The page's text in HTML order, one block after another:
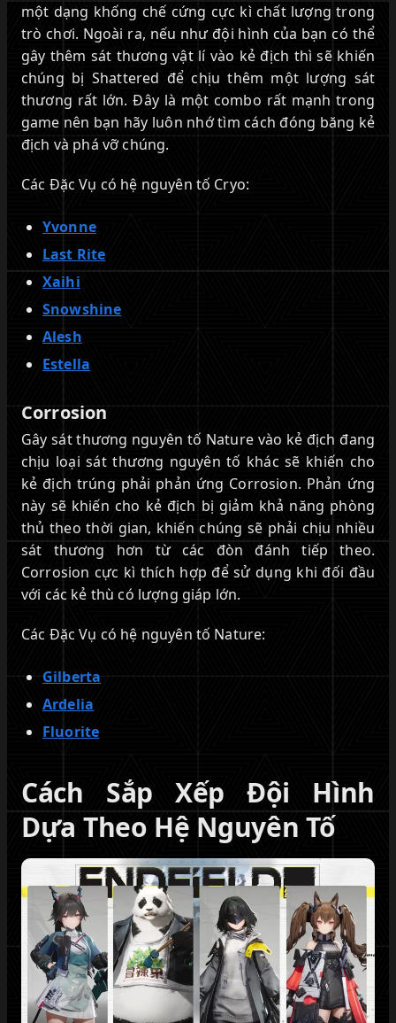
một dạng khống chế cứng cực kì chất lượng trong
trò chơi. Ngoài ra, nếu như đội hình của bạn có thể
gây thêm sát thương vật lí vào kẻ địch thì sẽ khiến
chúng bị Shattered để chịu thêm một lượng sát
thương rất lớn. Đây là một combo rất mạnh trong
game nên bạn hãy luôn nhớ tìm cách đóng băng kẻ
địch và phá vỡ chúng.
Các Đặc Vụ có hệ nguyên tố Cryo:
Yvonne
Last Rite
Xaihi
Snowshine
Alesh
Estella
Corrosion
Gây sát thương nguyên tố Nature vào kẻ địch đang
chịu loại sát thương nguyên tố khác sẽ khiến cho
kẻ địch trúng phải phản ứng Corrosion. Phản ứng
này sẽ khiến cho kẻ địch bị giảm khả năng phòng
thủ theo thời gian, khiến chúng sẽ phải chịu nhiều
sát thương hơn từ các đòn đánh tiếp theo.
Corrosion cực kì thích hợp để sử dụng khi đối đầu
với các kẻ thù có lượng giáp lớn.
Các Đặc Vụ có hệ nguyên tố Nature:
Gilberta
Ardelia
Fluorite
Cách Sắp Xếp Đội Hình
Dựa Theo Hệ Nguyên Tố